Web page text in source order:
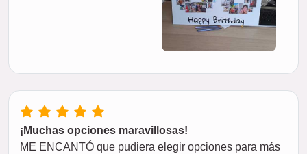
¡Muchas opciones maravillosas!
ME ENCANTÓ que pudiera elegir opciones para más